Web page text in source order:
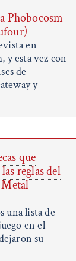
Phobocosm
en
y esta vez con
de
y
que
reglas del
una lista de
en el
su